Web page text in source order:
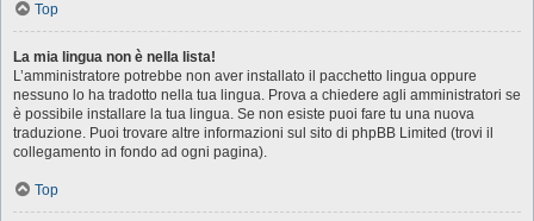
Top
La mia lingua non è nella lista!
L’amministratore potrebbe non aver installato il pacchetto lingua oppure
nessuno lo ha tradotto nella tua lingua. Prova a chiedere agli amministratori se
è possibile installare la tua lingua. Se non esiste puoi fare tu una nuova
traduzione. Puoi trovare altre informazioni sul sito di phpBB Limited (trovi il
collegamento in fondo ad ogni pagina).
Top